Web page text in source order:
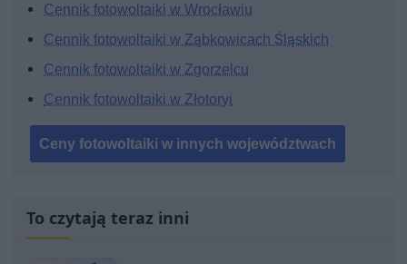
Cennik fotowoltaiki w Wrocławiu
Cennik fotowoltaiki w Ząbkowicach Śląskich
Cennik fotowoltaiki w Zgorzelcu
Cennik fotowoltaiki w Złotoryi
Ceny fotowoltaiki w innych województwach
To czytają teraz inni